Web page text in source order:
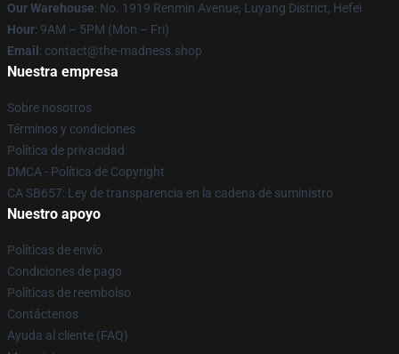
Our Warehouse: No. 1919 Renmin Avenue, Luyang District, Hefei
Hour: 9AM – 5PM (Mon – Fri)
Email : contact@the-madness.shop
Nuestra empresa
Sobre nosotros
Términos y condiciones
Política de privacidad
DMCA - Política de Copyright
CA SB657: Ley de transparencia en la cadena de suministro
Nuestro apoyo
Políticas de envío
Condiciones de pago
Políticas de reembolso
Contáctenos
Ayuda al cliente (FAQ)